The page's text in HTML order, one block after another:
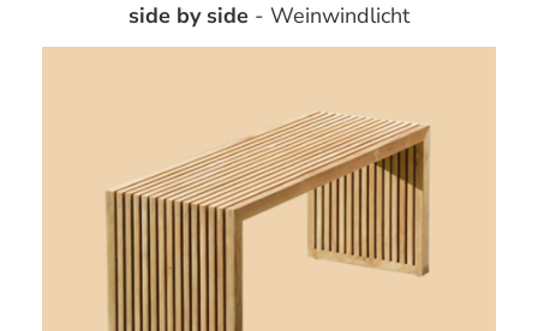
side by side - Weinwindlicht